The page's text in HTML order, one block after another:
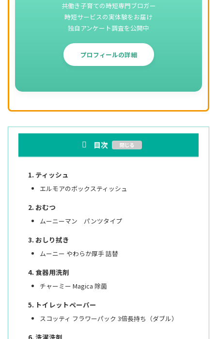
共働き子育ての時短専門ブロガー
時短サービスの実体験をお届け
独自アンケート調査を公開中
プロフィールの詳細
目次
ティッシュ
エルモアのボックスティッシュ
おむつ
ムーニーマン パンツタイプ
おしり拭き
ムーニー やわらか厚手 詰替
食器用洗剤
チャーミー Magica 除菌
トイレットペーパー
スコッティ フラワーパック 3倍長持ち（ダブル）